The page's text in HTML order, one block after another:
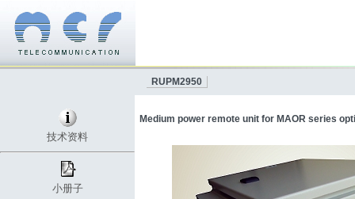
技术资料
小册子
RUPM2950
Medium power remote unit for MAOR series